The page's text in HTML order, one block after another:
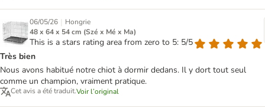
06/05/26 | Hongrie
48 x 64 x 54 cm (Szé x Mé x Ma)
This is a stars rating area from zero to 5: 5/5
Très bien
Nous avons habitué notre chiot à dormir dedans. Il y dort tout seul
comme un champion, vraiment pratique.
Cet avis a été traduit.Voir l’original